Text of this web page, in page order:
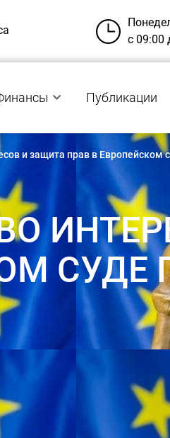
с 09:00
Публикации
и защита прав в Европейском
СУДЕ